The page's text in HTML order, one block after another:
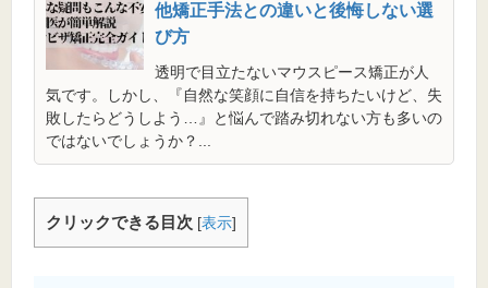
他矯正手法との違いと後悔しない選
び方
透明で目立たないマウスピース矯正が人
気です。しかし、『自然な笑顔に自信を持ちたいけど、失
敗したらどうしよう…』と悩んで踏み切れない方も多いの
ではないでしょうか？...
クリックできる目次 [表示]